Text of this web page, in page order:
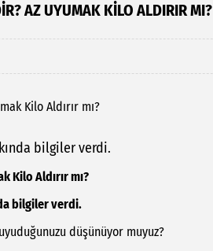
AZ UYUMAK KILO ALDIRIR MI?
bilgiler verdi.
Kilo Aldırır mı?
bilgiler verdi.
düşünüyor muyuz?